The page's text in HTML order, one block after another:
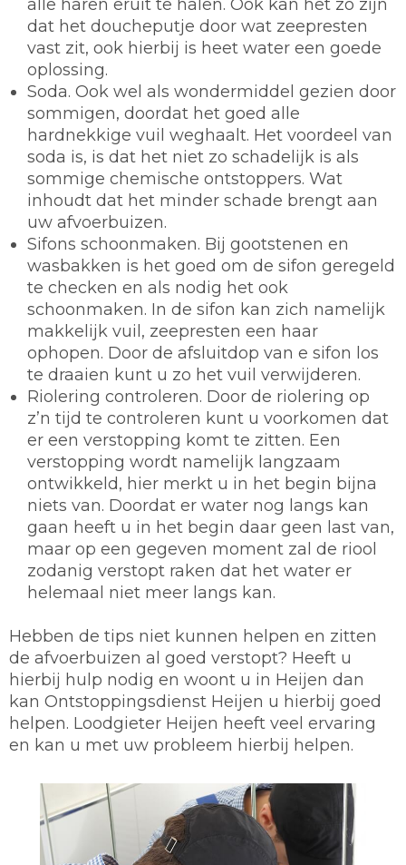
alle haren eruit te halen. Ook kan het zo zijn
dat het doucheputje door wat zeepresten
vast zit, ook hierbij is heet water een goede
oplossing.
Soda. Ook wel als wondermiddel gezien door
sommigen, doordat het goed alle
hardnekkige vuil weghaalt. Het voordeel van
soda is, is dat het niet zo schadelijk is als
sommige chemische ontstoppers. Wat
inhoudt dat het minder schade brengt aan
uw afvoerbuizen.
Sifons schoonmaken. Bij gootstenen en
wasbakken is het goed om de sifon geregeld
te checken en als nodig het ook
schoonmaken. In de sifon kan zich namelijk
makkelijk vuil, zeepresten een haar
ophopen. Door de afsluitdop van e sifon los
te draaien kunt u zo het vuil verwijderen.
Riolering controleren. Door de riolering op
z’n tijd te controleren kunt u voorkomen dat
er een verstopping komt te zitten. Een
verstopping wordt namelijk langzaam
ontwikkeld, hier merkt u in het begin bijna
niets van. Doordat er water nog langs kan
gaan heeft u in het begin daar geen last van,
maar op een gegeven moment zal de riool
zodanig verstopt raken dat het water er
helemaal niet meer langs kan.
Hebben de tips niet kunnen helpen en zitten
de afvoerbuizen al goed verstopt? Heeft u
hierbij hulp nodig en woont u in Heijen dan
kan Ontstoppingsdienst Heijen u hierbij goed
helpen. Loodgieter Heijen heeft veel ervaring
en kan u met uw probleem hierbij helpen.